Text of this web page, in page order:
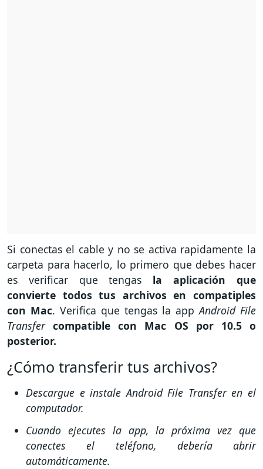
Si conectas el cable y no se activa rapidamente la
carpeta para hacerlo, lo primero que debes hacer
es verificar que tengas la aplicación que
convierte todos tus archivos en compatiples
con Mac. Verifica que tengas la appAndroid File
Transfer compatible con Mac OS por 10.5 o
posterior.
¿Cómo transferir tus archivos?
Descargue e instale Android File Transfer en el
computador.
Cuando ejecutes la app, la próxima vez que
conectes el teléfono, debería abrir
automáticamente.